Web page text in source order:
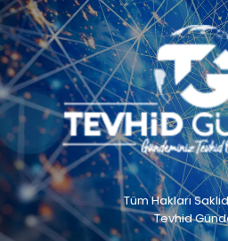
Tüm Hakları
Tevhid